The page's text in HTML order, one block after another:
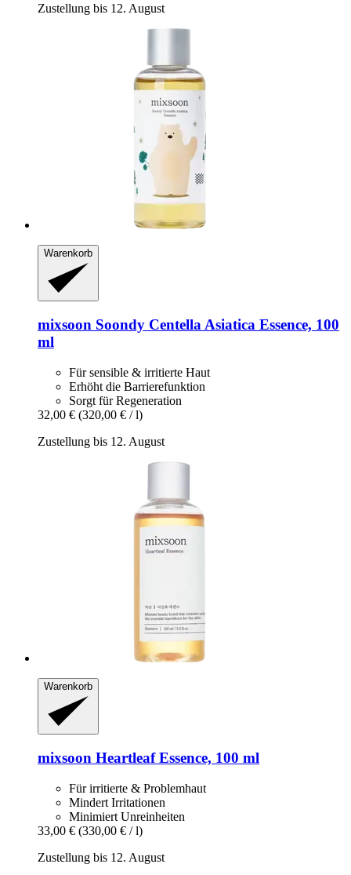
Zustellung bis 12. August
Warenkorb
mixsoon Soondy Centella Asiatica Essence, 100
ml
Für sensible & irritierte Haut
Erhöht die Barrierefunktion
Sorgt für Regeneration
32,00 € (320,00 € / l)
Zustellung bis 12. August
Warenkorb
mixsoon Heartleaf Essence, 100 ml
Für irritierte & Problemhaut
Mindert Irritationen
Minimiert Unreinheiten
33,00 € (330,00 € / l)
Zustellung bis 12. August